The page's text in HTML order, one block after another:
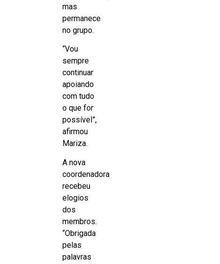
mas
permanece
no grupo.
“Vou
sempre
continuar
apoiando
com tudo
o que for
possível”,
afirmou
Mariza.
A nova
coordenadora
recebeu
elogios
dos
membros.
“Obrigada
pelas
palavras